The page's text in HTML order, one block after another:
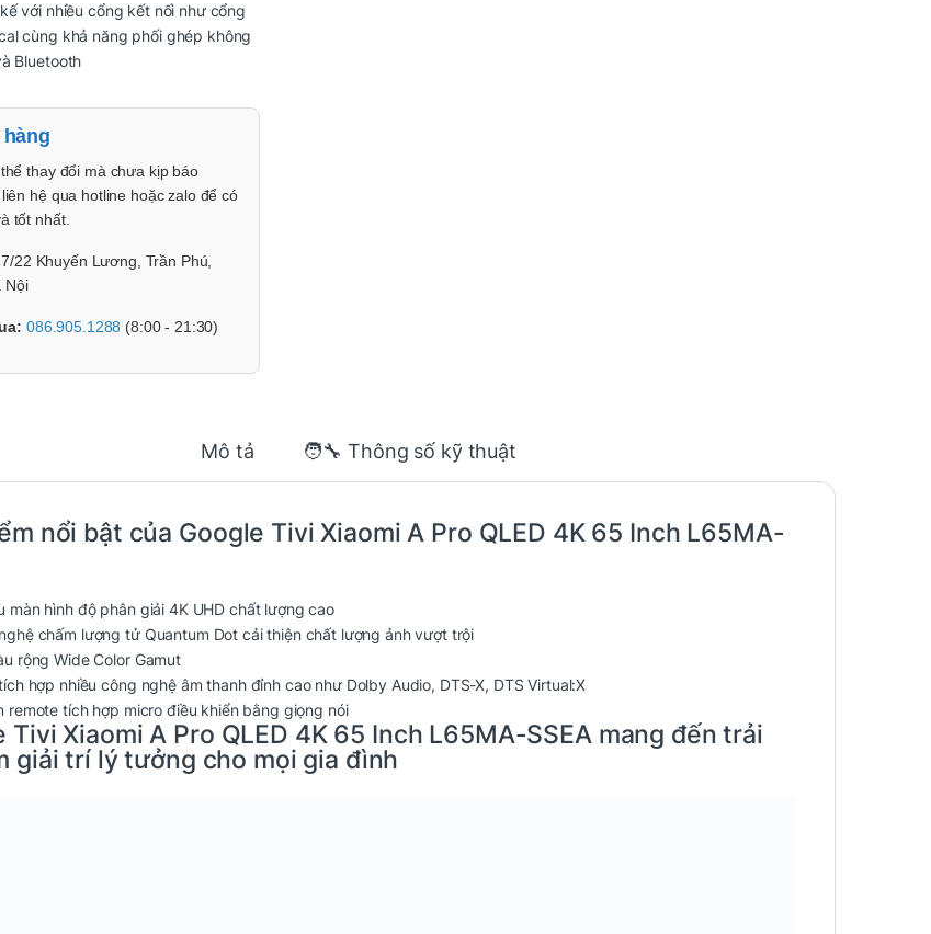
với nhiều cổng kết nối như cổng
cùng khả năng phối ghép không
Bluetooth
thay đổi mà chưa kịp báo
hệ qua hotline hoặc zalo để có
tốt nhất.
22 Khuyến Lương, Trần Phú,
Nội
086.905.1288 (8:00 - 21:30)
Mô tả 🧑‍🔧 Thông số kỹ thuật
nổi bật của Google Tivi Xiaomi A Pro QLED 4K 65 Inch L65MA-
màn hình độ phân giải 4K UHD chất lượng cao
chấm lượng tử Quantum Dot cải thiện chất lượng ảnh vượt trội
rộng Wide Color Gamut
hợp nhiều công nghệ âm thanh đỉnh cao như Dolby Audio, DTS-X, DTS Virtual:X
remote tích hợp micro điều khiển bằng giọng nói
Tivi Xiaomi A Pro QLED 4K 65 Inch L65MA-SSEA mang đến trải
giải trí lý tưởng cho mọi gia đình